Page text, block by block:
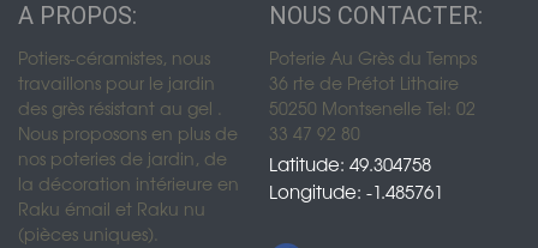
A PROPOS:
Potiers-céramistes, nous
travaillons pour le jardin
des grès résistant au gel .
Nous proposons en plus de
nos poteries de jardin, de
la décoration intérieure en
Raku émail et Raku nu
(pièces uniques).
NOUS CONTACTER:
Poterie Au Grès du Temps
36 rte de Prétot Lithaire
50250 Montsenelle Tel: 02
33 47 92 80
Latitude: 49.304758
Longitude: -1.485761